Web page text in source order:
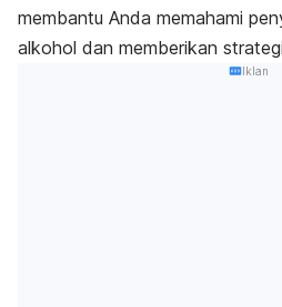
membantu Anda memahami
alkohol dan memberikan
Iklan